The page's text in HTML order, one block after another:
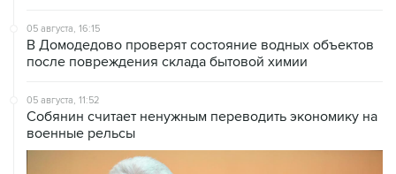
05 августа, 16:15
В Домодедово проверят состояние водных объектов
после повреждения склада бытовой химии
05 августа, 11:52
Собянин считает ненужным переводить экономику на
военные рельсы